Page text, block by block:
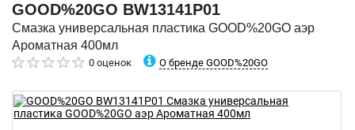
GOOD%20GO BW13141P01
Смазка универсальная пластика GOOD%20GO аэр
Ароматная 400мл
0 оценок О бренде GOOD%20GO